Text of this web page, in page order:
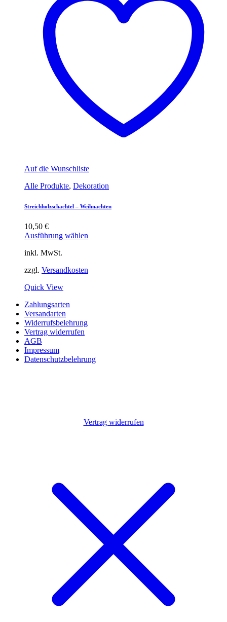
Auf die Wunschliste
Alle Produkte, Dekoration
Streichholzschachtel – Weihnachten
10,50 €
Ausführung wählen
inkl. MwSt.
zzgl. Versandkosten
Quick View
Zahlungsarten
Versandarten
Widerrufsbelehrung
Vertrag widerrufen
AGB
Impressum
Datenschutzbelehrung
Vertrag widerrufen